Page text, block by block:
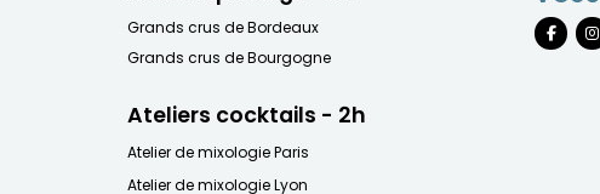
Grands crus de Bordeaux
Grands crus de Bourgogne
Ateliers cocktails - 2h
Atelier de mixologie Paris
Atelier de mixologie Lyon